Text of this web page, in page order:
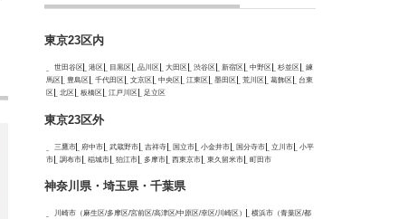
東京23区内
世田谷区 港区 目黒区 品川区 大田区 渋谷区 新宿区 中野区 杉並区
練
馬区
豊島区 千代田区 文京区 中央区 江東区 墨田区 荒川区 葛飾区
台東
区
北区 板橋区 江戸川区 足立区
東京23区外
三鷹市 府中市 武蔵野市 吉祥寺 国立市 小金井市 国分寺市 立川市
小平
市
調布市 稲城市 狛江市 多摩市 西東京市 東久留米市 町田市
神奈川県・埼玉県・千葉県
川崎市（麻生区/多摩区/宮前区/高津区/中原区/幸区/川崎区）
横浜市（青葉区/都